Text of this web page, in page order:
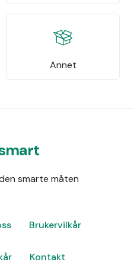
Annet
smarte måten
Brukervilkår
Kontakt